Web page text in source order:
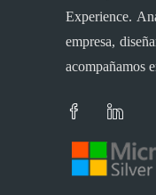
Experience.
empresa,
acompañamos